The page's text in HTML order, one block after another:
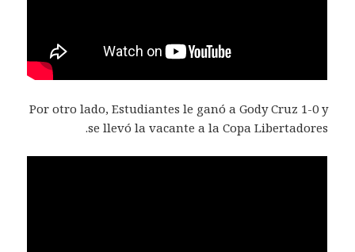
Por otro lado, Estudiantes le ganó a Gody Cruz 1-0 y
se llevó la vacante a la Copa Libertadores.